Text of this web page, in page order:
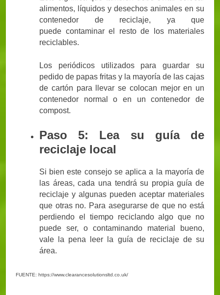
alimentos, líquidos y desechos animales en su
contenedor de reciclaje, ya que
puede contaminar el resto de los materiales
reciclables.
Los periódicos utilizados para guardar su
pedido de papas fritas y la mayoría de las cajas
de cartón para llevar se colocan mejor en un
contenedor normal o en un contenedor de
compost.
Paso 5: Lea su guía de
reciclaje local
Si bien este consejo se aplica a la mayoría de
las áreas, cada una tendrá su propia guía de
reciclaje y algunas pueden aceptar materiales
que otras no. Para asegurarse de que no está
perdiendo el tiempo reciclando algo que no
puede ser, o contaminando material bueno,
vale la pena leer la guía de reciclaje de su
área.
FUENTE: https://www.clearancesolutionsltd.co.uk/